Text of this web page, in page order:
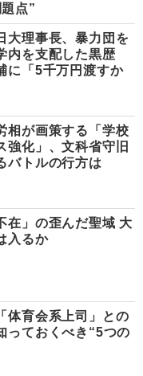
点”
大理事長、暴力団を
内を支配した黒歴
「5千万円渡すか
相が画策する「学校
強化」、文科省守旧
バトルの行方は
在」の歪んだ聖域 大
入るか
体育会系上司」との
ておくべき“5つの